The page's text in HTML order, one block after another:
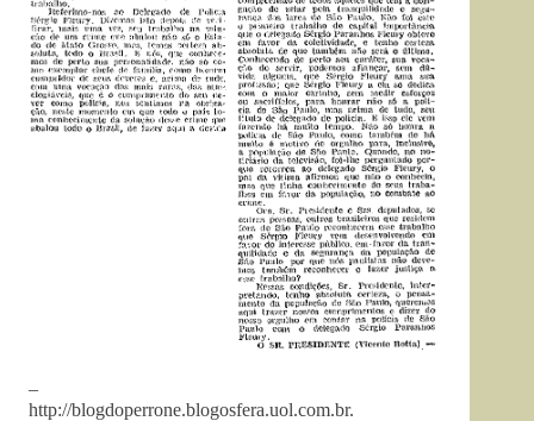
–
http://blogdoperrone.blogosfera.uol.com.br.